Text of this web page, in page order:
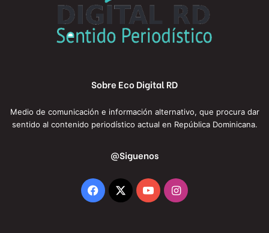
Sobre Eco Digital RD
Medio de comunicación e información alternativo, que procura dar
sentido al contenido periodístico actual en República Dominicana.
@Siguenos
Facebook
X YouTubeInstagram